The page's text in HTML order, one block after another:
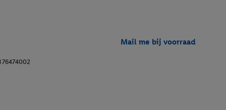
Mail me bij voorraad